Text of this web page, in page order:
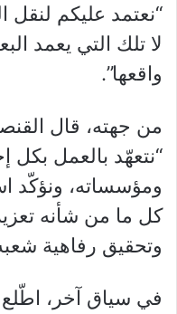
“نعتمد عليكم لنقل
لا تلك التي يعمد
واقعها”.
من جهته، قال
“نتعهّد بالعمل بكل
ومؤسساته، ونؤكّد
كل ما من شأنه
وتحقيق رفاهية
في سياق آخر،